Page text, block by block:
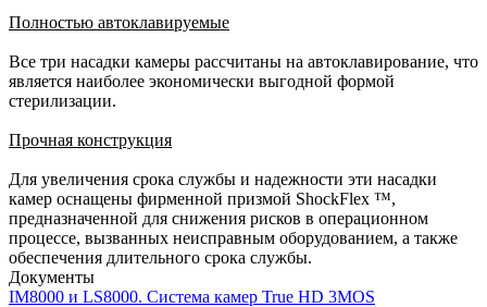
Полностью автоклавируемые
Все три насадки камеры рассчитаны на автоклавирование, что
является наиболее экономически выгодной формой
стерилизации.
Прочная конструкция
Для увеличения срока службы и надежности эти насадки
камер оснащены фирменной призмой ShockFlex ™,
предназначенной для снижения рисков в операционном
процессе, вызванных неисправным оборудованием, а также
обеспечения длительного срока службы.
Документы
IM8000 и LS8000. Система камер True HD 3MOS